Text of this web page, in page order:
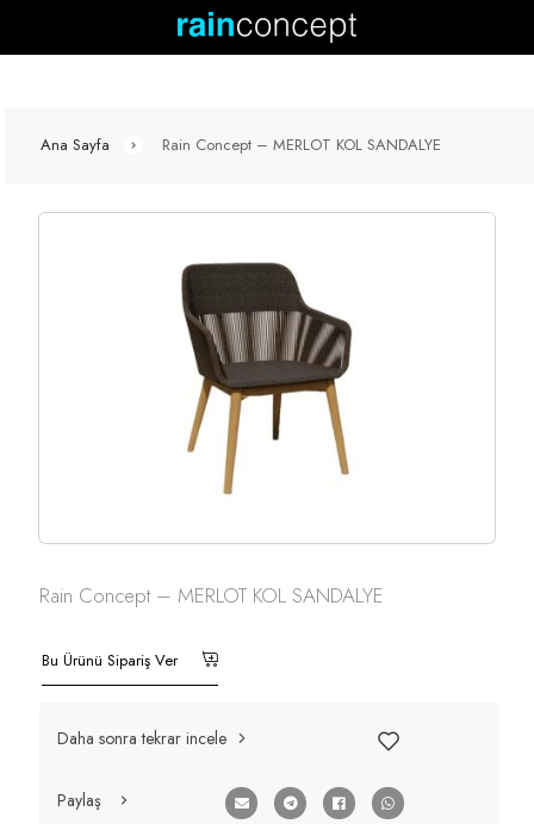
Ana Sayfa Rain Concept – MERLOT KOL SANDALYE
Rain Concept – MERLOT KOL SANDALYE
Bu Ürünü Sipariş Ver
Daha sonra tekrar incele
Paylaş